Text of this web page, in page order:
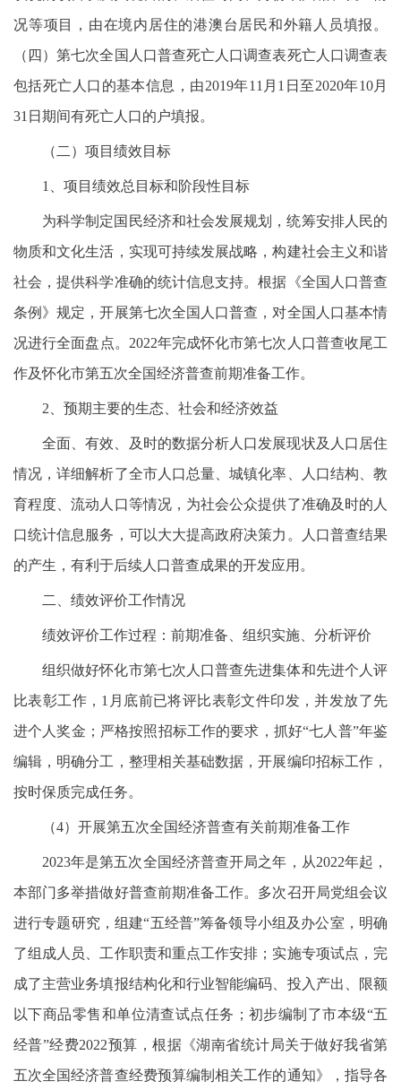
况等项目，由在境内居住的港澳台居民和外籍人员填报。
（四）第七次全国人口普查死亡人口调查表死亡人口调查表
包括死亡人口的基本信息，由2019年11月1日至2020年10月
31日期间有死亡人口的户填报。
（二）项目绩效目标
1、项目绩效总目标和阶段性目标
为科学制定国民经济和社会发展规划，统筹安排人民的
物质和文化生活，实现可持续发展战略，构建社会主义和谐
社会，提供科学准确的统计信息支持。根据《全国人口普查
条例》规定，开展第七次全国人口普查，对全国人口基本情
况进行全面盘点。2022年完成怀化市第七次人口普查收尾工
作及怀化市第五次全国经济普查前期准备工作。
2、预期主要的生态、社会和经济效益
全面、有效、及时的数据分析人口发展现状及人口居住
情况，详细解析了全市人口总量、城镇化率、人口结构、教
育程度、流动人口等情况，为社会公众提供了准确及时的人
口统计信息服务，可以大大提高政府决策力。人口普查结果
的产生，有利于后续人口普查成果的开发应用。
二、绩效评价工作情况
绩效评价工作过程：前期准备、组织实施、分析评价
组织做好怀化市第七次人口普查先进集体和先进个人评
比表彰工作，1月底前已将评比表彰文件印发，并发放了先
进个人奖金；严格按照招标工作的要求，抓好“七人普”年鉴
编辑，明确分工，整理相关基础数据，开展编印招标工作，
按时保质完成任务。
（4）开展第五次全国经济普查有关前期准备工作
2023年是第五次全国经济普查开局之年，从2022年起，
本部门多举措做好普查前期准备工作。多次召开局党组会议
进行专题研究，组建“五经普”筹备领导小组及办公室，明确
了组成人员、工作职责和重点工作安排；实施专项试点，完
成了主营业务填报结构化和行业智能编码、投入产出、限额
以下商品零售和单位清查试点任务；初步编制了市本级“五
经普”经费2022预算，根据《湖南省统计局关于做好我省第
五次全国经济普查经费预算编制相关工作的通知》，指导各